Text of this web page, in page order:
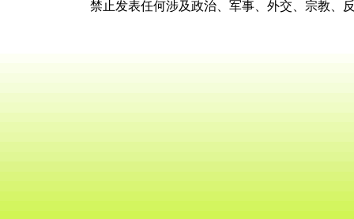
禁止发表任何涉及政治、军事、外交、宗教、